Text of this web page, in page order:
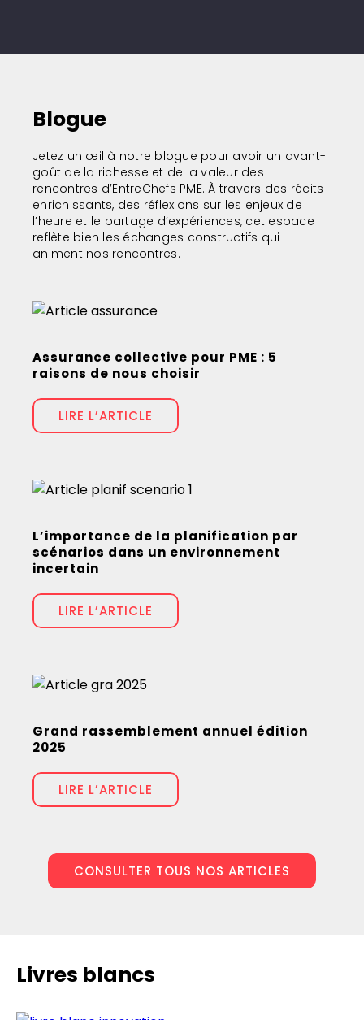
Blogue
Jetez un œil à notre blogue pour avoir un avant-
goût de la richesse et de la valeur des
rencontres d’EntreChefs PME. À travers des récits
enrichissants, des réflexions sur les enjeux de
l’heure et le partage d’expériences, cet espace
reflète bien les échanges constructifs qui
animent nos rencontres.
Assurance collective pour PME : 5
raisons de nous choisir
LIRE L’ARTICLE
L’importance de la planification par
scénarios dans un environnement
incertain
LIRE L’ARTICLE
Grand rassemblement annuel édition
2025
LIRE L’ARTICLE
CONSULTER TOUS NOS ARTICLES
Livres blancs